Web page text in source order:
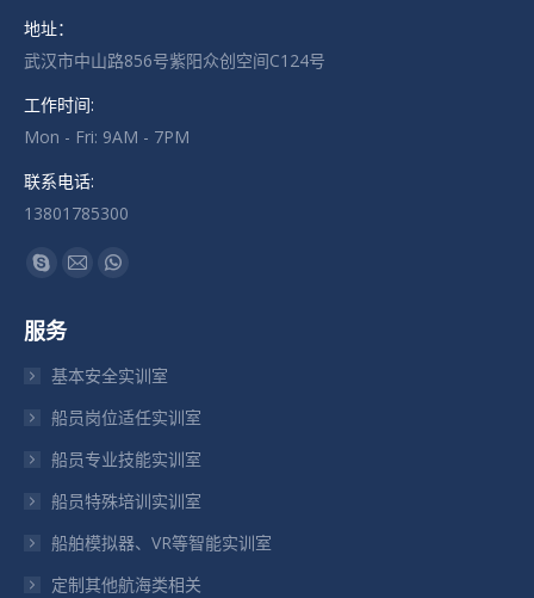
地址：
武汉市中山路856号紫阳众创空间C124号
工作时间:
Mon - Fri: 9AM - 7PM
联系电话:
13801785300
找到我们：
Skype
在
新
口
中
打
Mail
新
口
中
打
Whatsapp
新
口
中
打
服务
基本安全实训室
船员岗位适任实训室
船员专业技能实训室
船员特殊培训实训室
船舶模拟器、VR等智能实训室
定制其他航海类相关